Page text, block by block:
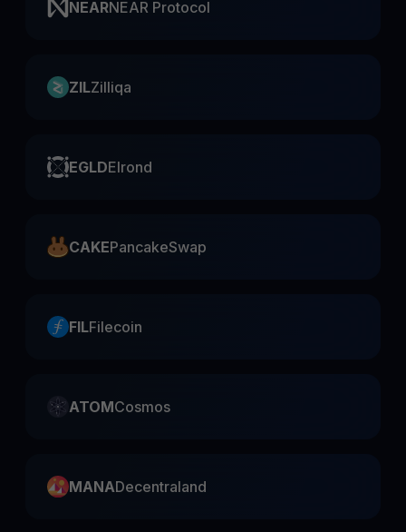
NEARNEAR Protocol
ZILZilliqa
EGLDElrond
CAKEPancakeSwap
FILFilecoin
ATOMCosmos
MANADecentraland